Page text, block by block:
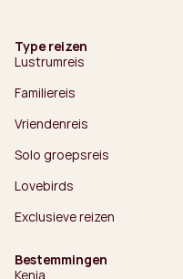
Type reizen
Lustrumreis
Familiereis
Vriendenreis
Solo groepsreis
Lovebirds
Exclusieve reizen
Bestemmingen
Kenia